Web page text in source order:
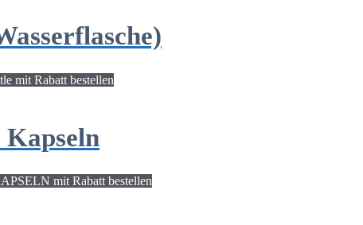
mit Rabatt bestellen
mit Rabatt bestellen